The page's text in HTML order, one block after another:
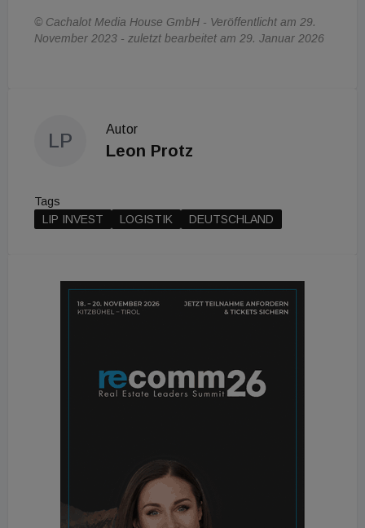
© Cachalot Media House GmbH - Veröffentlicht am 29.
November 2023 - zuletzt bearbeitet am 29. Januar 2026
LP
Autor
Leon Protz
Tags
LIP INVEST
LOGISTIK DEUTSCHLAND